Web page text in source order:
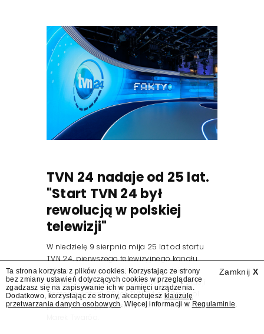
TVN 24 nadaje od 25 lat.
"Start TVN 24 był
rewolucją w polskiej
telewizji"
W niedzielę 9 sierpnia mija 25 lat od startu
TVN 24, pierwszego telewizyjnego kanału
informacyjnego w Polsce. Na ten dzień
zaplanowano finał urodzinowej trasy stacji
"Jesteśmy stąd". 25 lat TVN 24 dla Press.pl
podsumowują Jarosław Kuźniar, Tomasz Lis i
Zamknij X
Ta strona korzysta z plików cookies. Korzystając ze strony
bez zmiany ustawień dotyczących cookies w przeglądarce
zgadzasz się na zapisywanie ich w pamięci urządzenia.
Dodatkowo, korzystając ze strony, akceptujesz klauzulę
przetwarzania danych osobowych . Więcej informacji w Regulaminie.